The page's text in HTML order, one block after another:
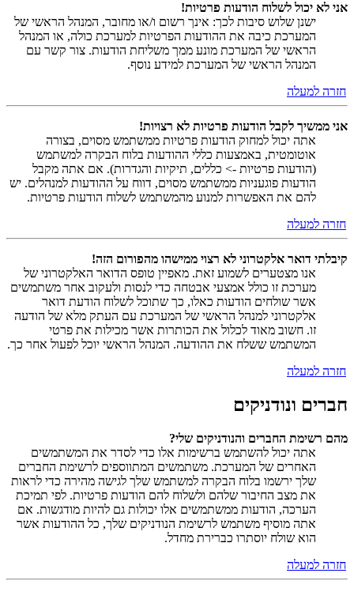
אני לא יכול לשלוח הודעות פרטיות!
ישנן שלוש סיבות לכך: אינך רשום ו/או מחובר, המנהל הראשי של
המערכת כיבה את ההודעות הפרטיות למערכת כולה, או המנהל
הראשי של המערכת מונע ממך משליחת הודעות. צור קשר עם
המנהל הראשי של המערכת למידע נוסף.
חזרה למעלה
אני ממשיך לקבל הודעות פרטיות לא רצויות!
אתה יכול למחוק הודעות פרטיות ממשתמש מסוים, בצורה
אוטומטית, באמצעות כללי ההודעות בלוח הבקרה למשתמש
(הודעות פרטיות -> כללים, תיקיות והגדרות). אם אתה מקבל
הודעות פוגעניות ממשתמש מסוים, דווח על ההודעות למנהלים. יש
להם את האפשרות למנוע מהמשתמש לשלוח הודעות פרטיות.
חזרה למעלה
קיבלתי דואר אלקטרוני לא רצוי ממישהו מהפורום הזה!
אנו מצטערים לשמוע זאת. מאפיין טופס הדואר האלקטרוני של
מערכת זו כולל אמצעי אבטחה כדי לנסות ולעקוב אחר משתמשים
אשר שולחים הודעות כאלו, כך שתוכל לשלוח הודעת דואר
אלקטרוני למנהל הראשי של המערכת עם העתק מלא של הודעה
זו. חשוב מאוד לכלול את הכותרות אשר מכילות את פרטי
המשתמש ששלח את ההודעה. המנהל הראשי יוכל לפעול אחר כך.
חזרה למעלה
חברים ונודניקים
מהם רשימת החברים והנודניקים שלי?
אתה יכול להשתמש ברשימות אלו כדי לסדר את המשתמשים
האחרים של המערכת. משתמשים המתווספים לרשימת החברים
שלך ירשמו בלוח הבקרה למשתמש שלך לגישה מהירה כדי לראות
את מצב החיבור שלהם ולשלוח להם הודעות פרטיות. לפי תמיכת
הערכה, הודעות ממשתמשים אלו יכולות גם להיות מודגשות. אם
אתה מוסיף משתמש לרשימת הנודניקים שלך, כל ההודעות אשר
הוא שולח יוסתרו כברירת מחדל.
חזרה למעלה